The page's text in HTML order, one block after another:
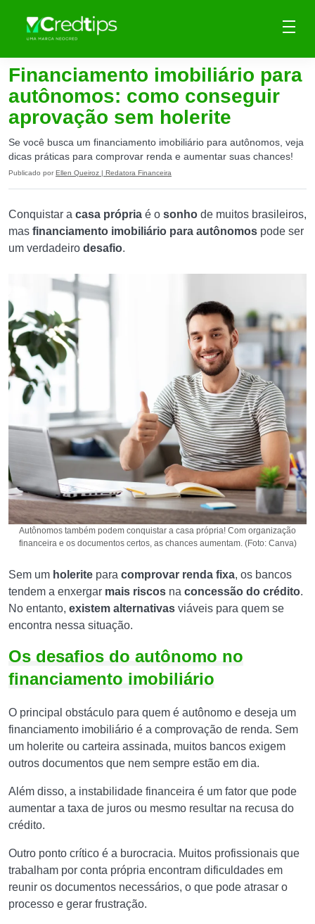
Financiamento imobiliário para
autônomos: como conseguir
aprovação sem holerite
Se você busca um financiamento imobiliário para autônomos, veja
dicas práticas para comprovar renda e aumentar suas chances!
Publicado por Ellen Queiroz | Redatora Financeira
Conquistar a casa própria é o sonho de muitos brasileiros,
mas financiamento imobiliário para autônomos pode ser
um verdadeiro desafio.
Autônomos também podem conquistar a casa própria! Com organização
financeira e os documentos certos, as chances aumentam. (Foto: Canva)
Sem um holerite para comprovar renda fixa, os bancos
tendem a enxergar mais riscos na concessão do crédito.
No entanto, existem alternativas viáveis para quem se
encontra nessa situação.
Os desafios do autônomo no
financiamento imobiliário
O principal obstáculo para quem é autônomo e deseja um
financiamento imobiliário é a comprovação de renda. Sem
um holerite ou carteira assinada, muitos bancos exigem
outros documentos que nem sempre estão em dia.
Além disso, a instabilidade financeira é um fator que pode
aumentar a taxa de juros ou mesmo resultar na recusa do
crédito.
Outro ponto crítico é a burocracia. Muitos profissionais que
trabalham por conta própria encontram dificuldades em
reunir os documentos necessários, o que pode atrasar o
processo e gerar frustração.